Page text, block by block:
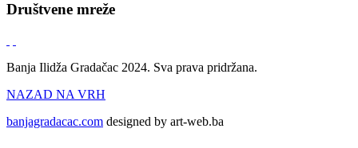
Društvene mreže
Banja Ilidža Gradačac 2024. Sva prava pridržana.
NAZAD NA VRH
banjagradacac.com designed by art-web.ba